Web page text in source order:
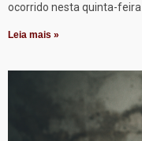
ocorrido nesta quinta-feira
Leia mais »